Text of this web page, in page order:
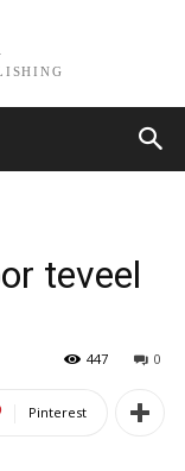
teveel
0
447
Pinterest